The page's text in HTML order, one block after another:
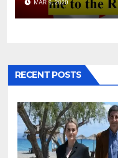
MAR 9, 2020
RECENT POSTS